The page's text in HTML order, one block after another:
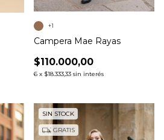
Campera Mae Rayas
$110.000,00
6 x $18.333,33 sin interés
+1
SIN STOCK
GRATIS